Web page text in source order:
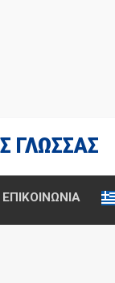
ΓΛΩΣΣΑΣ
ΕΠΙΚΟΙΝΩΝΙΑ